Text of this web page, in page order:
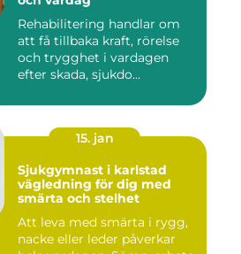
Rehabilitering handlar om
att få tillbaka kraft, rörelse
och trygghet i vardagen
efter skada, sjukdo...
15. jan
Sjukgymnast i karlstad
vägledning för dig med
smärta och stelhet
Att leva med smärta i rygg,
nacke eller leder påverkar